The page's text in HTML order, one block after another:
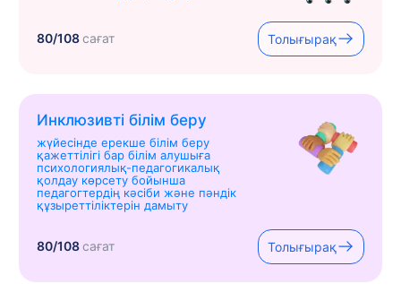
80/108сағат Толығырақ
Инклюзивті білім беру
жүйесінде ерекше білім беру
қажеттілігі бар білім алушыға
психологиялық-педагогикалық
қолдау көрсету бойынша
педагогтердің кәсіби және пәндік
құзыреттіліктерін дамыту
80/108сағат Толығырақ